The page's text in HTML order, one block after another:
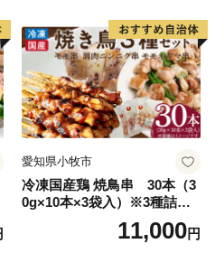
便利 レンジ 自然解凍 弁当 お
かず 惣菜 食品 おつまみ グル
メ お取り寄せ 小牧市 送料無
料
愛知県小牧市
冷凍国産鶏 焼鳥串 30本（3
0g×10本×3袋入）※3種詰め
合わせ 焼き鳥 おつまみ バー
ベキュー 小分け 国産 鶏肉 焼
11,000円